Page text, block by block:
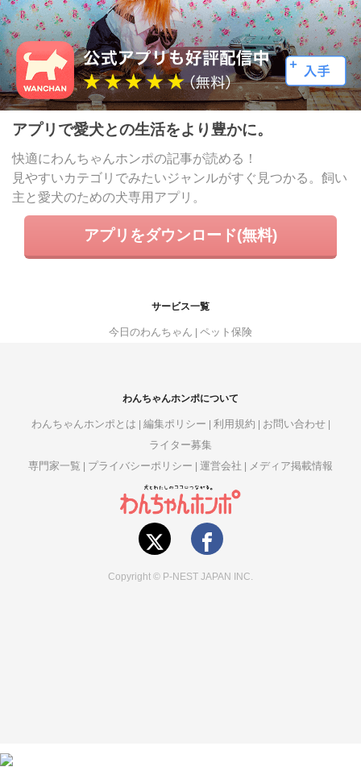
アプリで愛犬との生活をより豊かに。
快適にわんちゃんホンポの記事が読める！
見やすいカテゴリでみたいジャンルがすぐ見つかる。飼い
主と愛犬のための犬専用アプリ。
アプリをダウンロード(無料)
サービス一覧
今日のわんちゃん ペット保険
わんちゃんホンポについて
わんちゃんホンポとは 編集ポリシー 利用規約
お問い合わせ
ライター募集
専門家一覧
プライバシーポリシー 運営会社 メディア掲載情報
Copyright © P-NEST JAPAN INC.